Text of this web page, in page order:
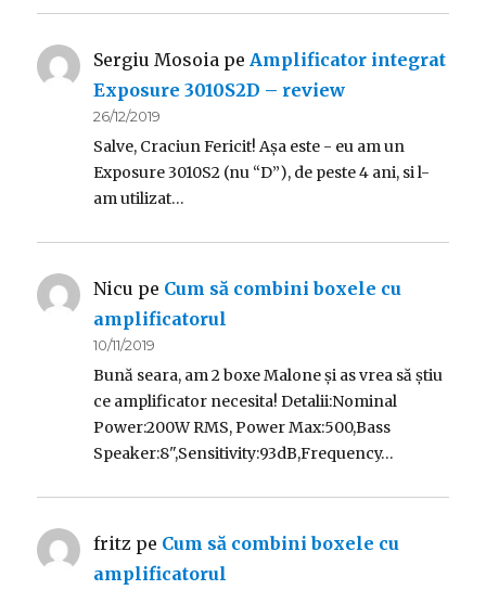
Sergiu Mosoia peAmplificator integrat
Exposure 3010S2D – review
26/12/2019
Salve, Craciun Fericit! Așa este - eu am un
Exposure 3010S2 (nu “D”), de peste 4 ani, si l-
am utilizat…
Nicu pe Cum să combini boxele cu
amplificatorul
10/11/2019
Bună seara, am 2 boxe Malone și as vrea să știu
ce amplificator necesita! Detalii:Nominal
Power:200W RMS, Power Max:500,Bass
Speaker:8",Sensitivity:93dB,Frequency…
fritz pe Cum să combini boxele cu
amplificatorul